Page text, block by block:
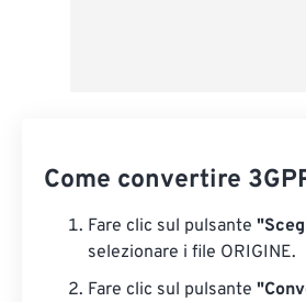
Come convertire
Fare clic sul pulsante
selezionare i file ORIGINE.
Fare clic sul pulsante